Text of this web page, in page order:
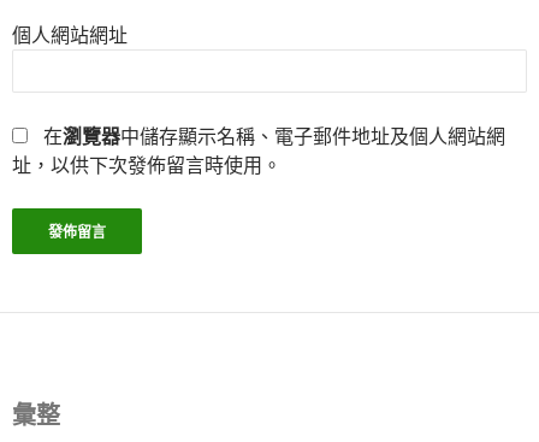
個人網站網址
在瀏覽器中儲存顯示名稱、電子郵件地址及個人網站網
址，以供下次發佈留言時使用。
彙整